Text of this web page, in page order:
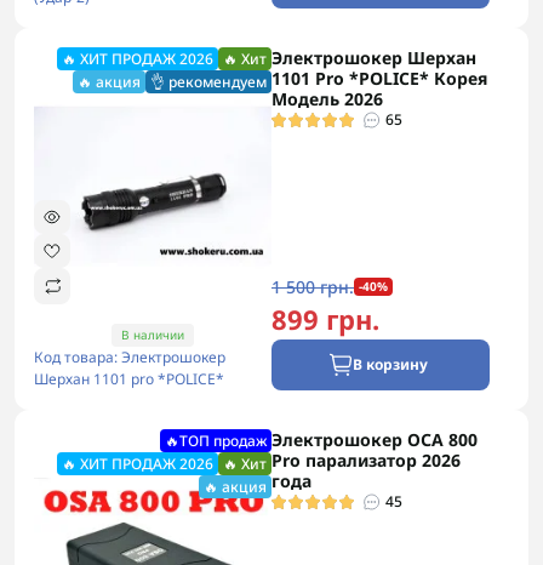
🔥 ХИТ ПРОДАЖ 2026 🔥 Хит
🔥 акция 👌 рекомендуем
В наличии
Код товара: Электрошокер
Шерхан 1101 pro *POLICE*
Электрошокер Шерхан
1101 Pro *POLICE* Корея
Модель 2026
65
1 500 грн. -40%
899 грн.
В корзину
🔥ТОП продаж
🔥 ХИТ ПРОДАЖ 2026 🔥 Хит
🔥 акция
Электрошокер ОСА 800
Pro парализатор 2026
года
45